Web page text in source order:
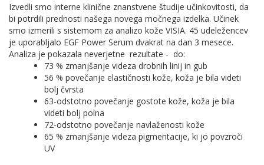
Izvedli smo interne klinične znanstvene študije učinkovitosti, da
bi potrdili prednosti našega novega močnega izdelka. Učinek
smo izmerili s sistemom za analizo kože VISIA. 45 udeležencev
je uporabljalo EGF Power Serum dvakrat na dan 3 mesece.
Analiza je pokazala neverjetne rezultate - do:
73 % zmanjšanje videza drobnih linij in gub
56 % povečanje elastičnosti kože, koža je bila videti
bolj čvrsta
63-odstotno povečanje gostote kože, koža je bila
videti bolj polna
72-odstotno povečanje navlaženosti kože
65 % zmanjšanje videza pigmentacije, ki jo povzroči
UV